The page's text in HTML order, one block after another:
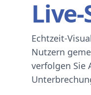
Echtzeit-
Nutzern
verfolgen Sie